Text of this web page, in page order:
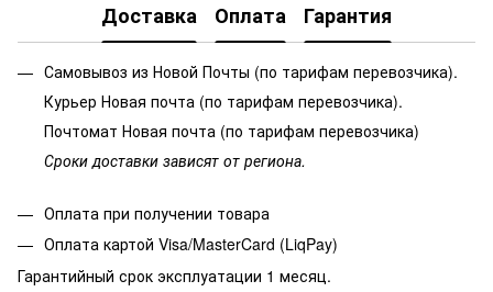
Доставка Оплата Гарантия
Самовывоз из Новой Почты (по тарифам перевозчика).
Курьер Новая почта (по тарифам перевозчика).
Почтомат Новая почта (по тарифам перевозчика)
Сроки доставки зависят от региона.
Оплата при получении товара
Оплата картой Visa/MasterCard (LiqPay)
Гарантийный срок эксплуатации 1 месяц.